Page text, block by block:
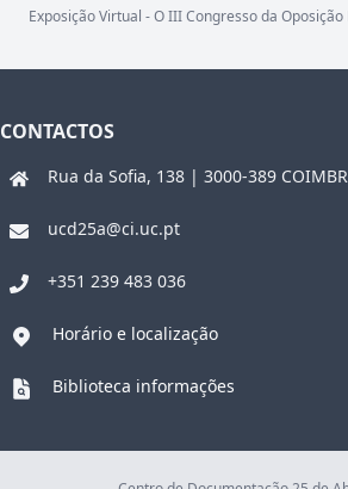
Exposição Virtual - O III Congresso da
CONTACTOS
Rua da Sofia, 138 | 3000-389
ucd25a@ci.uc.pt
+351 239 483 036
Horário e localização
Biblioteca informações